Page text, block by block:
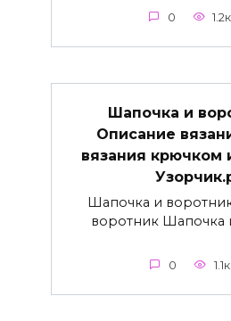
0 1.2к.
Шапочка и
Описание
вязания крючком
Шапочка и
воротник Шапочка
0 1.1к.